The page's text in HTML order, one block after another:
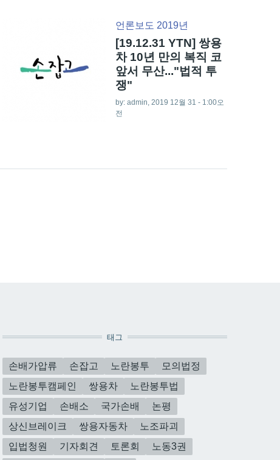
언론보도 2019년
[19.12.31 YTN] 쌍용
차 10년 만의 복직 코
앞서 무산..."법적 투
쟁"
by: admin, 2019 12월 31 - 1:00오
전
태그
손배가압류 손잡고 노란봉투
모의법정
노란봉투캠페인
쌍용차
노란봉투법
유성기업
손배소 국가손배
논평
상신브레이크
쌍용자동차
노조파괴
입법청원
기자회견 토론회 노동3권